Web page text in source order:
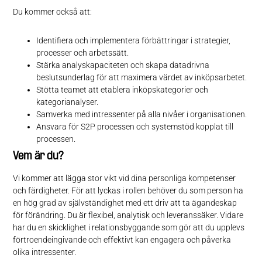
Du kommer också att:
Identifiera och implementera förbättringar i strategier,
processer och arbetssätt.
Stärka analyskapaciteten och skapa datadrivna
beslutsunderlag för att maximera värdet av inköpsarbetet.
Stötta teamet att etablera inköpskategorier och
kategorianalyser.
Samverka med intressenter på alla nivåer i organisationen.
Ansvara för S2P processen och systemstöd kopplat till
processen.
Vem är du?
Vi kommer att lägga stor vikt vid dina personliga kompetenser
och färdigheter. För att lyckas i rollen behöver du som person ha
en hög grad av självständighet med ett driv att ta ägandeskap
för förändring. Du är flexibel, analytisk och leveranssäker. Vidare
har du en skicklighet i relationsbyggande som gör att du upplevs
förtroendeingivande och effektivt kan engagera och påverka
olika intressenter.